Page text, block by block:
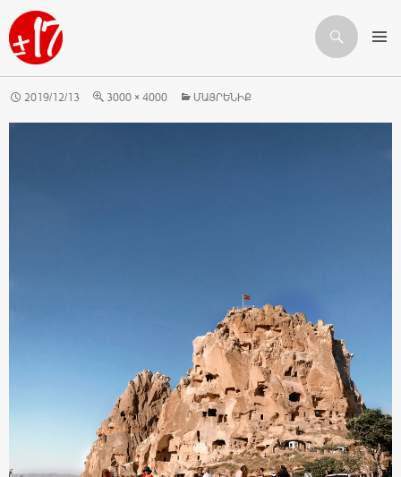
Որոնում
ԱՆՑՆԵԼ ԲՈՎԱՆԴԱԿՈՒԹՅԱՆԸ
2019/12/13 3000 × 4000 ՄԱՅՐԵՆԻՔ